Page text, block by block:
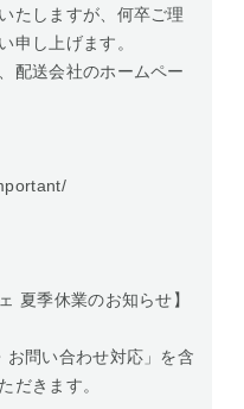
たしますが、何卒ご理
申し上げます。
配送会社のホームペー
夏季休業のお知らせ】
問い合わせ対応」を含
だきます。